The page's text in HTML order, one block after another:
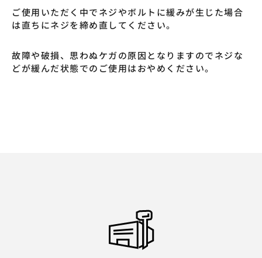
ご使用いただく中でネジやボルトに緩みが生じた場合
は直ちにネジを締め直してください。
故障や破損、思わぬケガの原因となりますのでネジな
どが緩んだ状態でのご使用はおやめください。